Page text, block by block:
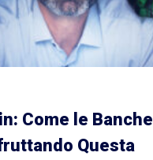
Come le Banche
Questa